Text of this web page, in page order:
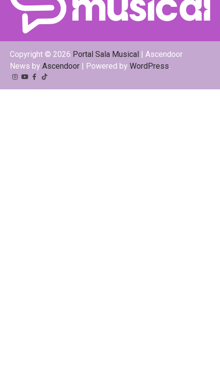
Copyright © 2026 Portal Sala Musical | Ascendoor
News by Ascendoor | Powered by WordPress
Instagram
YouTube
Facebook
Tiktok